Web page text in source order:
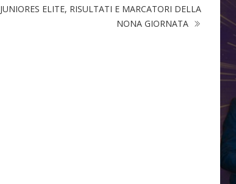
JUNIORES ELITE, RISULTATI E MARCATORI DELLA
NONA GIORNATA